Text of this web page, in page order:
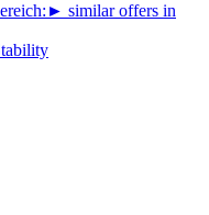
► similar offers in